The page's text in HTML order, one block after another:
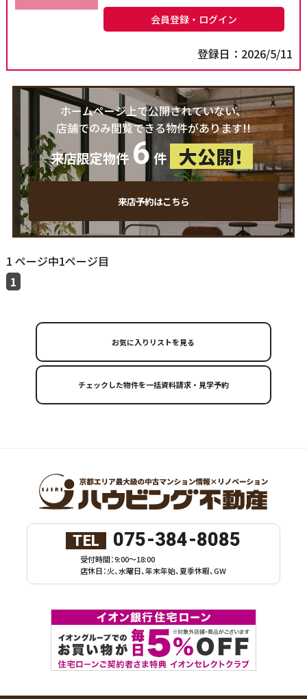
会員登録・ログイン
登録日：2026/5/11
ホームページ上で公開されていない、
店舗でのみ閲覧できる物件があります!!
来店限定物件 6 件 大公開！
来店予約はこちら
1 ページ中1ページ目
1
お気に入りリストを見る
TEL 075-384-8085
受付時間：9:00～18:00
店休日：火、水曜日、年末年始、夏季休暇、GW